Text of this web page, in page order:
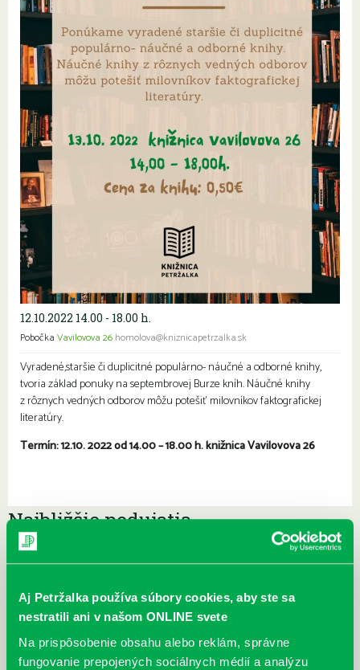
Aj Petržalka používa súbory cookies, aby ste sa
nestratili ani v našom ONLINE svete
Na prispôsobenie obsahu alebo reklám, správne
fungovanie prepojených sociálnych médií a analýzu
12.10.2022 14.00 - 18.00 h.
Pobočka Vavilovova 26 homolova@kniznicapetrzalka.sk
Vyradené,staršie či duplicitné populárno- náučné a odborné knihy,
tvoria základ ponuky na septembrovej Burze kníh. Náučné knihy
z rôznych vedných odborov môžu potešiť milovníkov faktografickej
literatúry.
Termín:12.10. 2022 od 14.00 – 18.00 h. knižnica Vavilovova 26
Najbližšie podujatia
Čítame ušami. Audioknihy v
Každý deň
Máme skvelé správy pre všetkých milovníkov kníh a príbehov!
Odteraz si môžete v našej knižnici nielen požičať klasické
papierové knihy a e-knihy, a...
DNES